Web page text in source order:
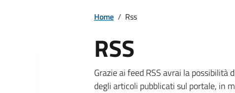
Home / Rss
RSS
Grazie ai feed RSS avrai la
degli articoli pubblicati sul portale, in